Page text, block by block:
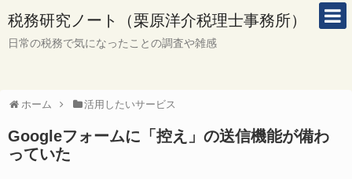
税務研究ノート（栗原洋介税理士事務所）
日常の税務で気になったことの調査や雑感
ホーム 活用したいサービス
Googleフォームに「控え」の送信機能が備わ
っていた